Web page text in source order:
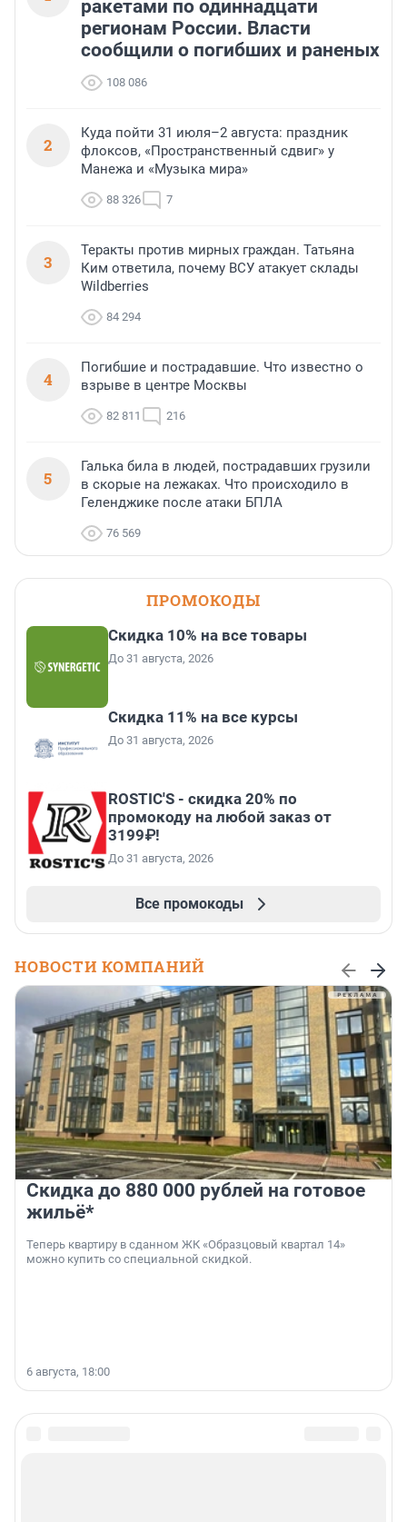
ракетами по одиннадцати
регионам России. Власти
сообщили о погибших и раненых
108 086
2
Куда пойти 31 июля–2 августа: праздник
флоксов, «Пространственный сдвиг» у
Манежа и «Музыка мира»
88 326 7
3
Теракты против мирных граждан. Татьяна
Ким ответила, почему ВСУ атакует склады
Wildberries
84 294
4
Погибшие и пострадавшие. Что известно о
взрыве в центре Москвы
82 811 216
5
Галька била в людей, пострадавших грузили
в скорые на лежаках. Что происходило в
Геленджике после атаки БПЛА
76 569
ПРОМОКОДЫ
Скидка 10% на все товары
До 31 августа, 2026
Скидка 11% на все курсы
До 31 августа, 2026
ROSTIC'S - скидка 20% по
промокоду на любой заказ от
3199₽!
До 31 августа, 2026
Все промокоды
НОВОСТИ КОМПАНИЙ
Скидка до 880 000 рублей на готовое
жильё*
Теперь квартиру в сданном ЖК «Образцовый квартал 14»
можно купить со специальной скидкой.
6 августа, 18:00